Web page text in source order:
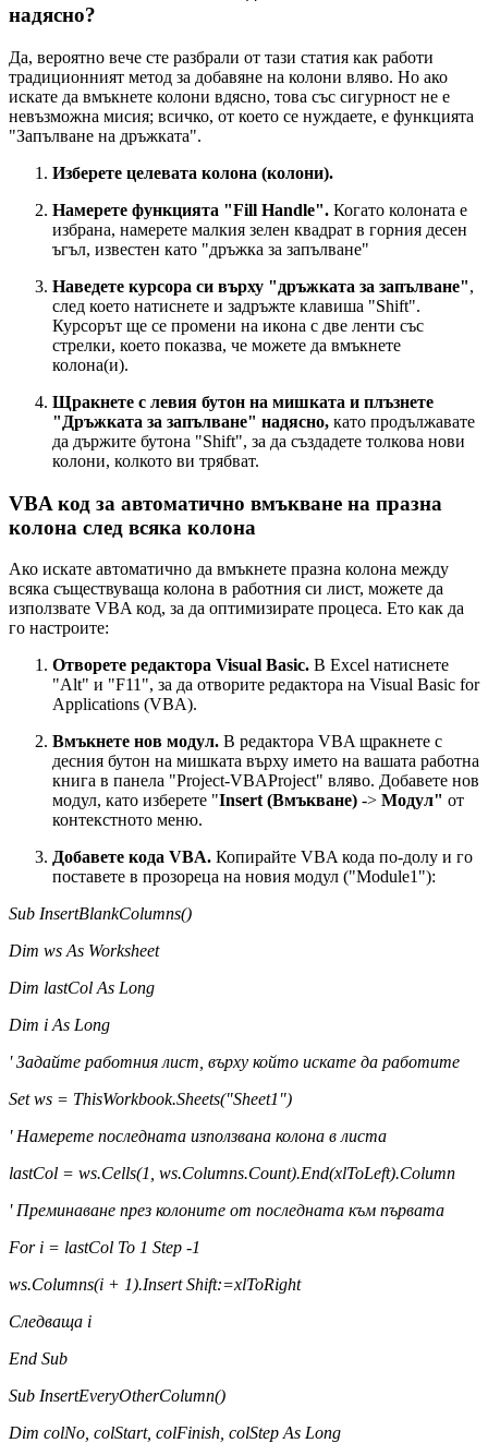
надясно?
Да, вероятно вече сте разбрали от тази статия как работи
традиционният метод за добавяне на колони вляво. Но ако
искате да вмъкнете колони вдясно, това със сигурност не е
невъзможна мисия; всичко, от което се нуждаете, е функцията
"Запълване на дръжката".
Изберете целевата колона (колони).
Намерете функцията "Fill Handle". Когато колоната е
избрана, намерете малкия зелен квадрат в горния десен
ъгъл, известен като "дръжка за запълване"
Наведете курсора си върху "дръжката за запълване",
след което натиснете и задръжте клавиша "Shift".
Курсорът ще се промени на икона с две ленти със
стрелки, което показва, че можете да вмъкнете
колона(и).
Щракнете с левия бутон на мишката и плъзнете
"Дръжката за запълване" надясно, като продължавате
да държите бутона "Shift", за да създадете толкова нови
колони, колкото ви трябват.
VBA код за автоматично вмъкване на празна
колона след всяка колона
Ако искате автоматично да вмъкнете празна колона между
всяка съществуваща колона в работния си лист, можете да
използвате VBA код, за да оптимизирате процеса. Ето как да
го настроите:
Отворете редактора Visual Basic. В Excel натиснете
"Alt" и "F11", за да отворите редактора на Visual Basic for
Applications (VBA).
Вмъкнете нов модул. В редактора VBA щракнете с
десния бутон на мишката върху името на вашата работна
книга в панела "Project-VBAProject" вляво. Добавете нов
модул, като изберете "Insert (Вмъкване) -> Модул" от
контекстното меню.
Добавете кода VBA. Копирайте VBA кода по-долу и го
поставете в прозореца на новия модул ("Module1"):
Sub InsertBlankColumns()
Dim ws As Worksheet
Dim lastCol As Long
Dim i As Long
' Задайте работния лист, върху който искате да работите
Set ws = ThisWorkbook.Sheets("Sheet1")
' Намерете последната използвана колона в листа
lastCol = ws.Cells(1, ws.Columns.Count).End(xlToLeft).Column
' Преминаване през колоните от последната към първата
For i = lastCol To 1 Step -1
ws.Columns(i + 1).Insert Shift:=xlToRight
Следваща i
End Sub
Sub InsertEveryOtherColumn()
Dim colNo, colStart, colFinish, colStep As Long